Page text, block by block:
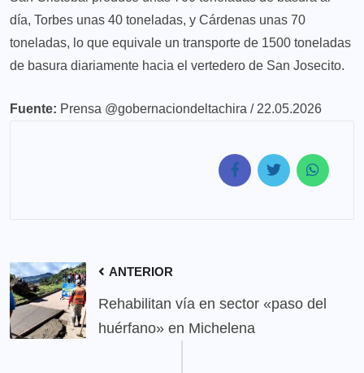
día, Torbes unas 40 toneladas, y Cárdenas unas 70
toneladas, lo que equivale un transporte de 1500 toneladas
de basura diariamente hacia el vertedero de San Josecito.
Fuente: Prensa @gobernaciondeltachira / 22.05.2026
ANTERIOR
Rehabilitan vía en sector «paso del
huérfano» en Michelena